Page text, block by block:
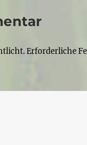
Erforderliche